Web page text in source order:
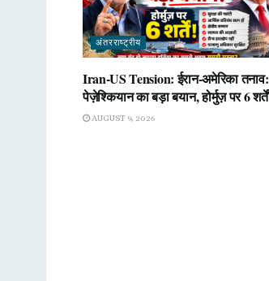
अंतरराष्ट्रीय
Iran-US Tension: ईरान-अमेरिका तनाव:
पेज़ेश्कियान का बड़ा बयान, होर्मुज़ पर 6 शर्तें
AUGUST 9, 2026